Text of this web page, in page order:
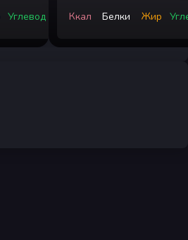
Углевод Ккал Белки Жир